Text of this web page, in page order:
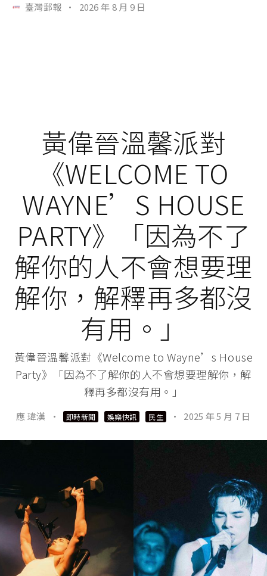
臺灣郵報 · 2026 年 8 月 9 日
黃偉晉溫馨派對
《WELCOME TO
WAYNE’S HOUSE
PARTY》「因為不了
解你的人不會想要理
解你，解釋再多都沒
有用。」
黃偉晉溫馨派對《Welcome to Wayne’s House
Party》「因為不了解你的人不會想要理解你，解
釋再多都沒有用。」
應 瑋漢 · 即時新聞 娛樂快訊 民生 · 2025 年 5 月 7 日